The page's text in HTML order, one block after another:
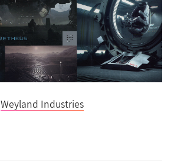
Weyland Industries